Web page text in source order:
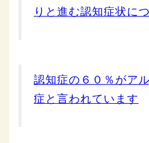
りと進む認知症状につ
認知症の６０％がア
症と言われています